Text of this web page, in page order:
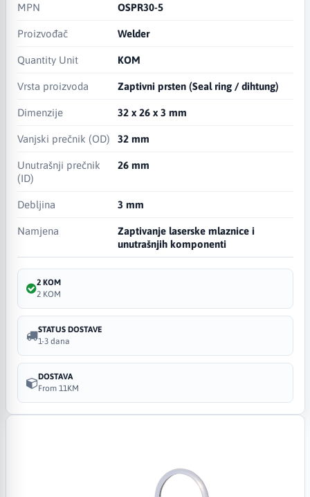
MPN OSPR30-5
Proizvođač Welder
Quantity Unit KOM
Vrsta proizvoda Zaptivni prsten (Seal ring / dihtung)
Dimenzije 32 x 26 x 3 mm
Vanjski prečnik (OD) 32 mm
Unutrašnji prečnik
(ID)
26 mm
Debljina 3 mm
Namjena
Zaptivanje laserske mlaznice i
unutrašnjih komponenti
2 KOM
2 KOM
STATUS DOSTAVE
1-3 dana
DOSTAVA
From 11KM